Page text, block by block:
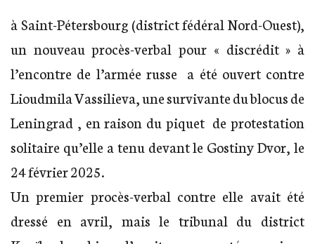
à Saint-Pétersbourg (district fédéral Nord-Ouest),
un nouveau procès-verbal pour « discrédit » à
l’encontre de l’armée russe a été ouvert contre
Lioudmila Vassilieva, une survivante du blocus de
Leningrad , en raison du piquet de protestation
solitaire qu’elle a tenu devant le Gostiny Dvor, le
24 février 2025.
Un premier procès-verbal contre elle avait été
dressé en avril, mais le tribunal du district